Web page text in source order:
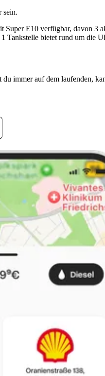
sein.
E10 verfügbar, davon
Tankstelle bietet rund um die
immer auf dem laufenden,